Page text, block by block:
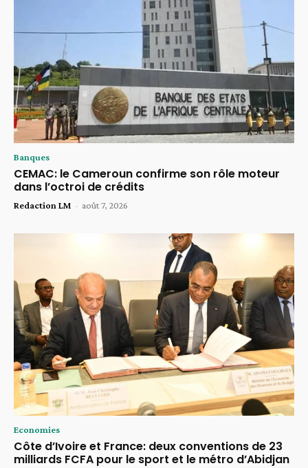
Banques
CEMAC: le Cameroun confirme son rôle moteur
dans l’octroi de crédits
Redaction LM - août 7, 2026
Economies
Côte d’Ivoire et France: deux conventions de 23
milliards FCFA pour le sport et le métro d’Abidjan